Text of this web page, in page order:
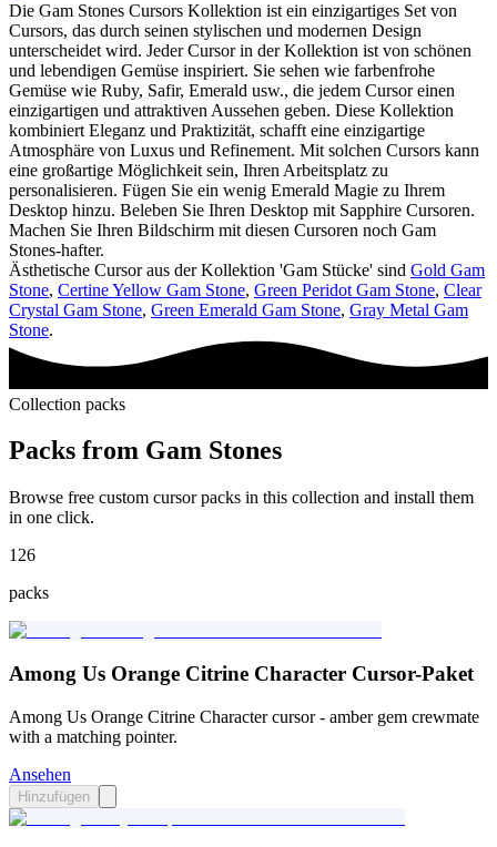
Die Gam Stones Cursors Kollektion ist ein einzigartiges Set von
Cursors, das durch seinen stylischen und modernen Design
unterscheidet wird. Jeder Cursor in der Kollektion ist von schönen
und lebendigen Gemüse inspiriert. Sie sehen wie farbenfrohe
Gemüse wie Ruby, Safir, Emerald usw., die jedem Cursor einen
einzigartigen und attraktiven Aussehen geben. Diese Kollektion
kombiniert Eleganz und Praktizität, schafft eine einzigartige
Atmosphäre von Luxus und Refinement. Mit solchen Cursors kann
eine großartige Möglichkeit sein, Ihren Arbeitsplatz zu
personalisieren. Fügen Sie ein wenig Emerald Magie zu Ihrem
Desktop hinzu. Beleben Sie Ihren Desktop mit Sapphire Cursoren.
Machen Sie Ihren Bildschirm mit diesen Cursoren noch Gam
Stones-hafter.
Ästhetische Cursor aus der Kollektion 'Gam Stücke' sind Gold Gam
Stone, Certine Yellow Gam Stone, Green Peridot Gam Stone, Clear
Crystal Gam Stone, Green Emerald Gam Stone, Gray Metal Gam
Stone.
Collection packs
Packs from Gam Stones
Browse free custom cursor packs in this collection and install them
in one click.
126
packs
Among Us Orange Citrine Character Cursor-Paket
Among Us Orange Citrine Character cursor - amber gem crewmate
with a matching pointer.
Ansehen
Hinzufügen